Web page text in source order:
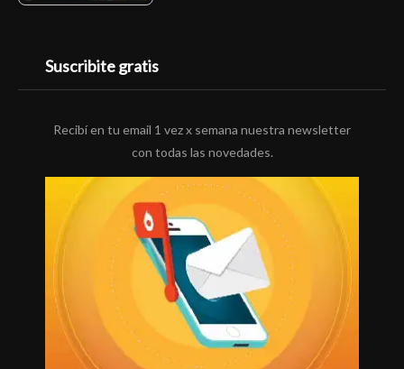
Suscribite gratis
Recibí en tu email 1 vez x semana nuestra newsletter
con todas las novedades.